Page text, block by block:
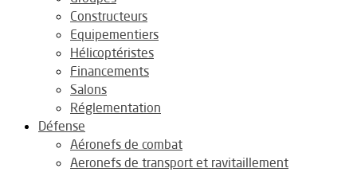
Constructeurs
Equipementiers
Hélicoptéristes
Financements
Salons
Réglementation
Défense
Aéronefs de combat
Aeronefs de transport et ravitaillement